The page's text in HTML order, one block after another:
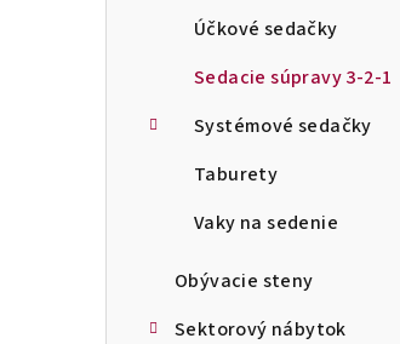
Účkové sedačky
Sedacie súpravy 3-2-1
Systémové sedačky
Taburety
Vaky na sedenie
Obývacie steny
Sektorový nábytok